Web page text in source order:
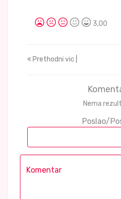
3,00
Prethodni vic |
Nema
Poslao/